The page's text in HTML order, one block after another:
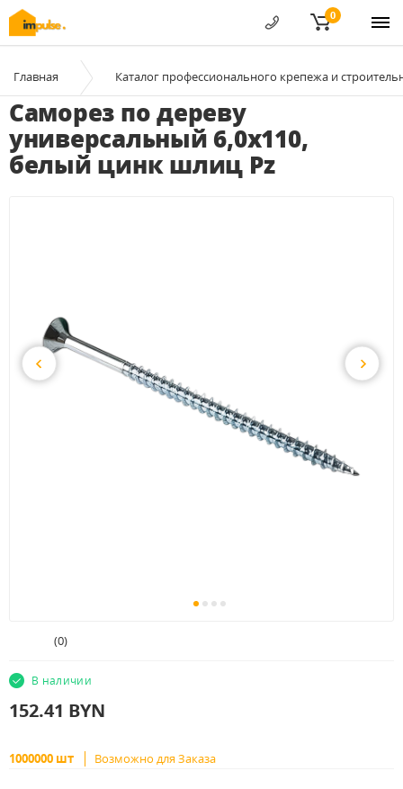
0
Главная Каталог профессионального крепежа и
Саморез по дереву
универсальный 6,0x110,
белый цинк шлиц Pz
(0)
В наличии
152.41 BYN
1000000 шт Возможно для Заказа